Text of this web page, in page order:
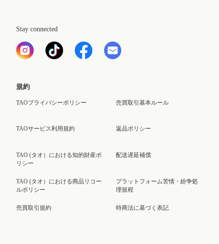
Stay connected
規約
TAOプライバシーポリシー
TAOサービス利用規約
TAO (タオ）における知的財産ポ
リシー
TAO (タオ）における商品リコー
ルポリシー
売買取引規約
売買取引基本ルール
返品ポリシー
配送遅延補償
プラットフォーム苦情・紛争処
理規程
特商法に基づく表記